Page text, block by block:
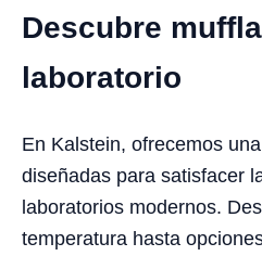
Descubre
laboratorio
En Kalstein, ofrecemos
diseñadas para satisfacer
laboratorios modernos.
temperatura hasta